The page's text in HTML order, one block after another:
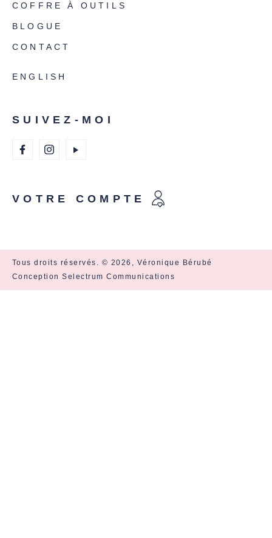
COFFRE À OUTILS
BLOGUE
CONTACT
ENGLISH
SUIVEZ-MOI
VOTRE COMPTE
Tous droits réservés. © 2026, Véronique Bérubé
Conception Selectrum Communications